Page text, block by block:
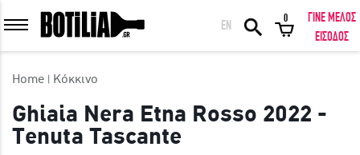
ΕΙΣΟΔΟΣ ΜΕΛΩΝ
Να με θυμάσαι
EN
0
ΓΙΝΕ ΜΕΛΟΣ
ΕΙΣΟΔΟΣ
Home Κόκκινο
Ghiaia Nera Etna Rosso 2022 -
Tenuta Tascante